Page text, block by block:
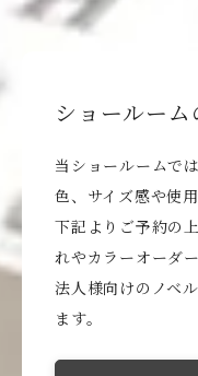
ショールーム
当ショールームで
色、サイズ感や使
下記よりご予約の
れやカラーオーダ
法人様向けのノベ
ます。